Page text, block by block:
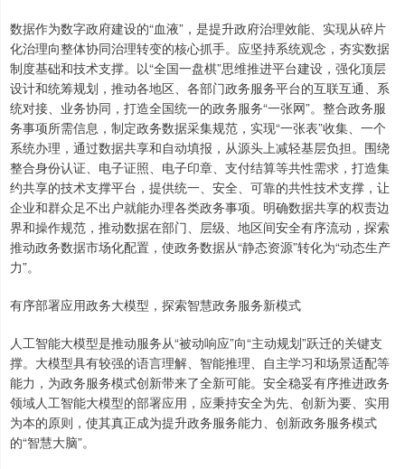
数据作为数字政府建设的“血液”，是提升政府治理效能、实现从碎片
化治理向整体协同治理转变的核心抓手。应坚持系统观念，夯实数据
制度基础和技术支撑。以“全国一盘棋”思维推进平台建设，强化顶层
设计和统筹规划，推动各地区、各部门政务服务平台的互联互通、系
统对接、业务协同，打造全国统一的政务服务“一张网”。整合政务服
务事项所需信息，制定政务数据采集规范，实现“一张表”收集、一个
系统办理，通过数据共享和自动填报，从源头上减轻基层负担。围绕
整合身份认证、电子证照、电子印章、支付结算等共性需求，打造集
约共享的技术支撑平台，提供统一、安全、可靠的共性技术支撑，让
企业和群众足不出户就能办理各类政务事项。明确数据共享的权责边
界和操作规范，推动数据在部门、层级、地区间安全有序流动，探索
推动政务数据市场化配置，使政务数据从“静态资源”转化为“动态生产
力”。
有序部署应用政务大模型，探索智慧政务服务新模式
人工智能大模型是推动服务从“被动响应”向“主动规划”跃迁的关键支
撑。大模型具有较强的语言理解、智能推理、自主学习和场景适配等
能力，为政务服务模式创新带来了全新可能。安全稳妥有序推进政务
领域人工智能大模型的部署应用，应秉持安全为先、创新为要、实用
为本的原则，使其真正成为提升政务服务能力、创新政务服务模式
的“智慧大脑”。